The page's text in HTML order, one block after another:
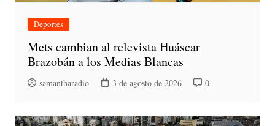
Deportes
Mets cambian al relevista Huáscar
Brazobán a los Medias Blancas
samantharadio 3 de agosto de 2026 0